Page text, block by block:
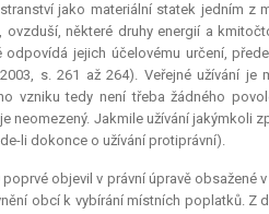
jako materiální statek jedním z
některé druhy energií a
jejich účelovému určení,
s. 261 až 264). Veřejné užívání
vzniku tedy není třeba žádného
neomezený. Jakmile užívání jakýmkoli
li dokonce o užívání protiprávní).
objevil v právní úpravě obsažené
obcí k vybírání místních poplatků. Z